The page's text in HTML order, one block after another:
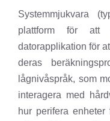
Systemmjukvara
plattform för att
datorapplikation för
deras
lågnivåspråk, som
interagera med
hur perifera